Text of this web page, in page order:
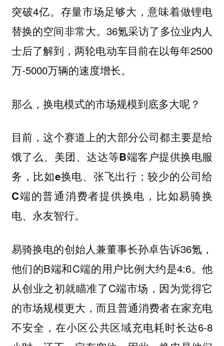
突破4亿。存量市场足够大，意味着做锂电
替换的空间非常大。36氪采访了多位业内人
士后了解到，两轮电动车目前在以每年2500
万-5000万辆的速度增长。
那么，换电模式的市场规模到底多大呢？
目前，这个赛道上的大部分公司都主要是给
饿了么、美团、达达等B端客户提供换电服
务，比如e换电、张飞出行；较少的公司给
C端的普通消费者提供换电，比如易骑换
电、永友智行。
易骑换电的创始人兼董事长孙卓告诉36氪，
他们的B端和C端的用户比例大约是4:6。他
从创业之初就瞄准了C端市场，因为觉得它
的市场规模更大，而且普通消费者在家充电
不安全，在小区公共区域充电耗时长达6-8